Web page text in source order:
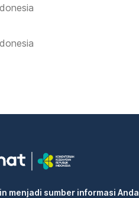
menjadi sumber informasi Anda